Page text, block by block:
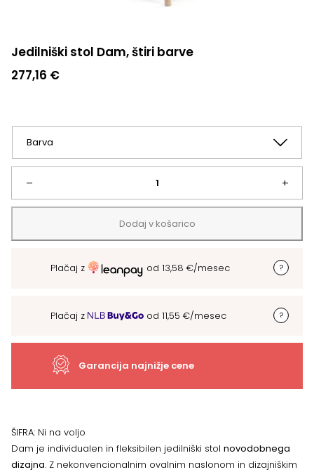
Jedilniški stol Dam, štiri barve
277,16 €
–
Jedilniški
stol
Dam,
+
Dodaj v košarico
Plačaj z od 13,58 €/mesec
Plačaj z od 11,55 €/mesec
Garancija najnižje cene
ŠIFRA: Ni na voljo
Dam je individualen in fleksibilen jedilniški stol novodobnega
dizajna. Z nekonvencionalnim ovalnim naslonom in dizajniškim